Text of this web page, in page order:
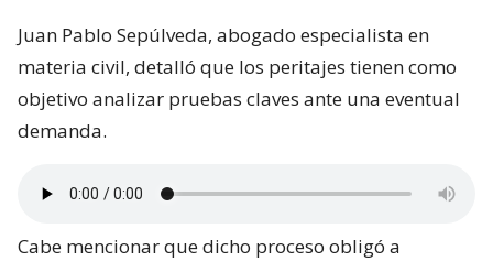
Juan Pablo Sepúlveda, abogado especialista en
materia civil, detalló que los peritajes tienen como
objetivo analizar pruebas claves ante una eventual
demanda.
Cabe mencionar que dicho proceso obligó a